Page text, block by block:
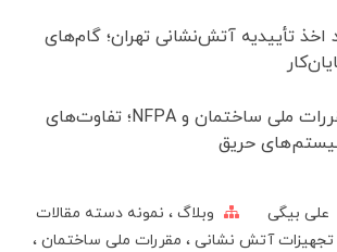
اخذ تأییدیه آتش‌نشانی تهران؛ گام‌های
مقایسه کاربردی مقررات ملی ساختمان و NFPA؛ تفاوت‌های
حریق
علی بیگی وبلاگ
نمونه دسته مقالات
تجهیزات آتش نشانی
مقررات ملی ساختمان